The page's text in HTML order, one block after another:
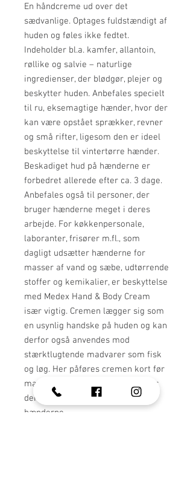
En håndcreme ud over det
sædvanlige. Optages fuldstændigt af
huden og føles ikke fedtet.
Indeholder bl.a. kamfer, allantoin,
røllike og salvie – naturlige
ingredienser, der blødgør, plejer og
beskytter huden. Anbefales specielt
til ru, eksemagtige hænder, hvor der
kan være opstået sprækker, revner
og små rifter, ligesom den er ideel
beskyttelse til vintertørre hænder.
Beskadiget hud på hænderne er
forbedret allerede efter ca. 3 dage.
Anbefales også til personer, der
bruger hænderne meget i deres
arbejde. For køkkenpersonale,
laboranter, frisører m.fl., som
dagligt udsætter hænderne for
masser af vand og sæbe, udtørrende
stoffer og kemikalier, er beskyttelse
med Medex Hand & Body Cream
især vigtig. Cremen lægger sig som
en usynlig handske på huden og kan
derfor også anvendes mod
stærktlugtende madvarer som fisk
og løg. Her påføres cremen kort før
madlavningen påbegyndes, og når
denne er afsluttet, vaskes
hænderne.